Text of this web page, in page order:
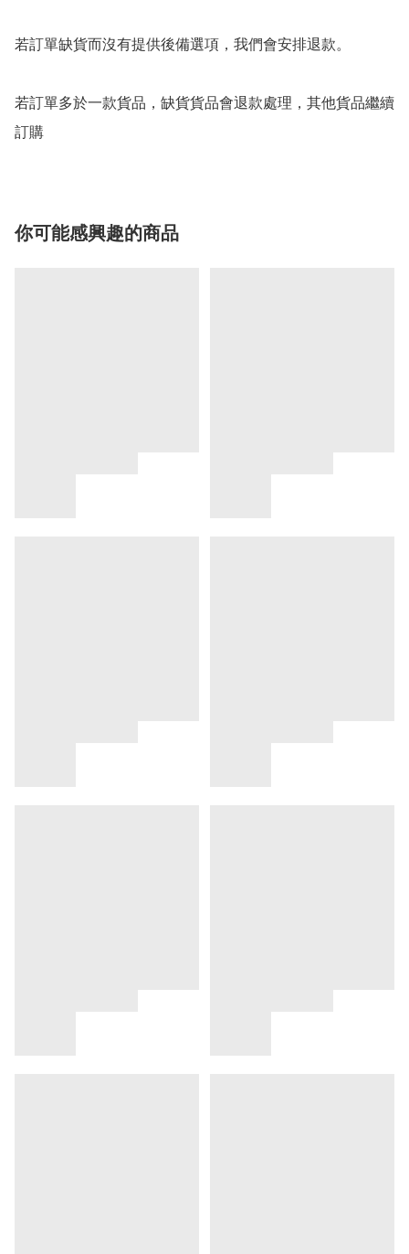
若訂單缺貨而沒有提供後備選項，我們會安排退款。
若訂單多於一款貨品，缺貨貨品會退款處理，其他貨品繼續
你可能感興趣的商品